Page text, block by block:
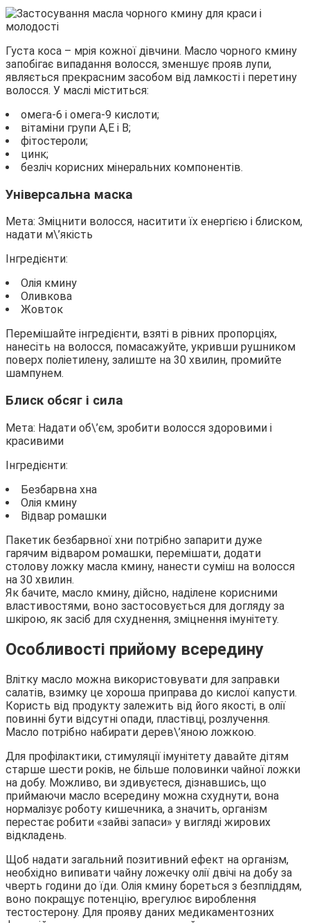
Густа коса – мрія кожної дівчини. Масло чорного кмину
запобігає випадання волосся, зменшує прояв лупи,
являється прекрасним засобом від ламкості і перетину
волосся. У маслі міститься:
омега-6 і омега-9 кислоти;
вітаміни групи А,Е і В;
фітостероли;
цинк;
безліч корисних мінеральних компонентів.
Універсальна маска
Мета: Зміцнити волосся, наситити їх енергією і блиском,
надати м\’якість
Інгредієнти:
Олія кмину
Оливкова
Жовток
Перемішайте інгредієнти, взяті в рівних пропорціях,
нанесіть на волосся, помасажуйте, укривши рушником
поверх поліетилену, залиште на 30 хвилин, промийте
шампунем.
Блиск обсяг і сила
Мета: Надати об\’єм, зробити волосся здоровими і
красивими
Інгредієнти:
Безбарвна хна
Олія кмину
Відвар ромашки
Пакетик безбарвної хни потрібно запарити дуже
гарячим відваром ромашки, перемішати, додати
столову ложку масла кмину, нанести суміш на волосся
на 30 хвилин.
Як бачите, масло кмину, дійсно, наділене корисними
властивостями, воно застосовується для догляду за
шкірою, як засіб для схуднення, зміцнення імунітету.
Особливості прийому всередину
Влітку масло можна використовувати для заправки
салатів, взимку це хороша приправа до кислої капусти.
Користь від продукту залежить від його якості, в олії
повинні бути відсутні опади, пластівці, розлучення.
Масло потрібно набирати дерев\’яною ложкою.
Для профілактики, стимуляції імунітету давайте дітям
старше шести років, не більше половинки чайної ложки
на добу. Можливо, ви здивуєтеся, дізнавшись, що
приймаючи масло всередину можна схуднути, вона
нормалізує роботу кишечника, а значить, організм
перестає робити «зайві запаси» у вигляді жирових
відкладень.
Щоб надати загальний позитивний ефект на організм,
необхідно випивати чайну ложечку олії двічі на добу за
чверть години до їди. Олія кмину бореться з безпліддям,
воно покращує потенцію, врегулює вироблення
тестостерону. Для прояву даних медикаментозних